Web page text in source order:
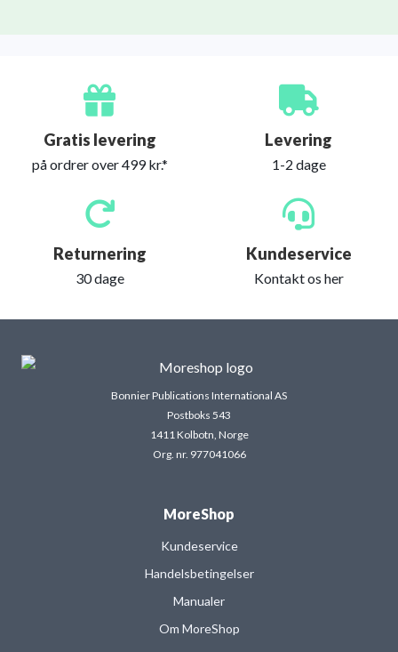
Gratis levering
på ordrer over 499 kr.*
Levering
1-2 dage
Returnering
30 dage
Kundeservice
Kontakt os her
Bonnier Publications International AS
Postboks 543
1411 Kolbotn, Norge
Org. nr. 977041066
MoreShop
Kundeservice
Handelsbetingelser
Manualer
Om MoreShop